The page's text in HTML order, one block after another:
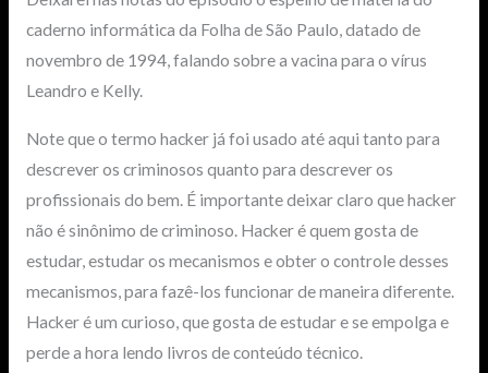
caderno informática da Folha de São Paulo, datado de
novembro de 1994, falando sobre a vacina para o vírus
Leandro e Kelly.
Note que o termo hacker já foi usado até aqui tanto para
descrever os criminosos quanto para descrever os
profissionais do bem. É importante deixar claro que hacker
não é sinônimo de criminoso. Hacker é quem gosta de
estudar, estudar os mecanismos e obter o controle desses
mecanismos, para fazê-los funcionar de maneira diferente.
Hacker é um curioso, que gosta de estudar e se empolga e
perde a hora lendo livros de conteúdo técnico.